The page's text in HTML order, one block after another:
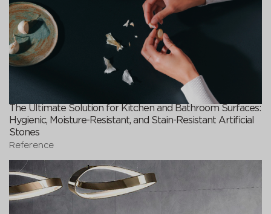
The Ultimate Solution for Kitchen and Bathroom Surfaces:
Hygienic, Moisture-Resistant, and Stain-Resistant Artificial
Stones
Reference